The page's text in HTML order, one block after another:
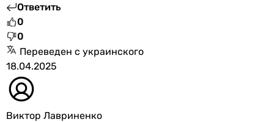
Ответить
0
0
Переведен с украинского
18.04.2025
Виктор Лавриненко